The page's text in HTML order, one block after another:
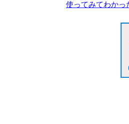
使ってみてわかっ